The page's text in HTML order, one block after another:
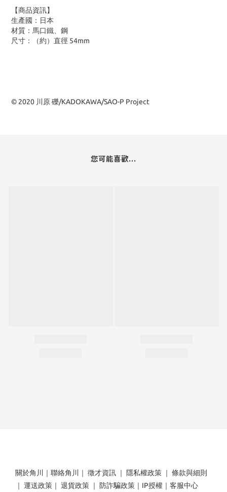
【商品資訊】
生產國：日本
材質：馬口鐵、鋼
尺寸：（約）直徑 54mm
© 2020 川原 礫/KADOKAWA/SAO-P Project
您可能喜歡...
關於角川 ｜ 聯絡角川 ｜ 徵才資訊 ｜ 隱私權政策 ｜ 條款與細則
｜ 運送政策 ｜ 退貨政策 ｜ 防詐騙政策 ｜ IP授權 ｜ 客服中心